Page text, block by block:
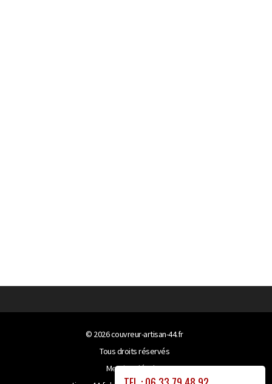
© 2026couvreur-artisan-44.fr
Tous droits réservés
Mentions légales